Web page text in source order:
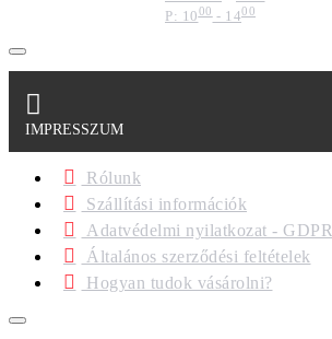
P: 1000- 1400
IMPRESSZUM
Rólunk
Szállítási információk
Adatvédelmi nyilatkozat - GDPR
Általános szerződési feltételek
Hogyan tudok vásárolni?